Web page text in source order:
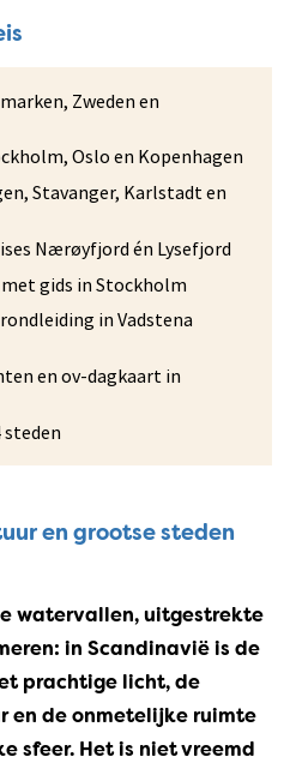
Zweden en
Oslo en Kopenhagen
Stavanger, Karlstadt en
Nærøyfjord én Lysefjord
gids in Stockholm
in Vadstena
en ov-dagkaart in
en grootse steden
watervallen, uitgestrekte
in Scandinavië is de
prachtige licht, de
en de onmetelijke ruimte
sfeer. Het is niet vreemd